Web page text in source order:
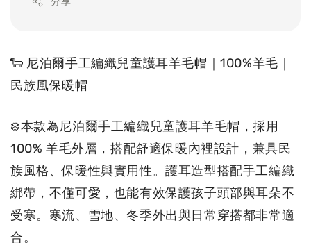
🐑 尼泊爾手工編織兒童護耳羊毛帽｜100%羊毛｜
民族風保暖帽
❄️本款為尼泊爾手工編織兒童護耳羊毛帽，採用
100% 羊毛外層，搭配舒適保暖內裡設計，兼具民
族風格、保暖性與實用性。護耳造型搭配手工編織
綁帶，不僅可愛，也能有效保護孩子頭部與耳朵不
受寒。寒流、雪地、冬季外出與日常穿搭都非常適
合。